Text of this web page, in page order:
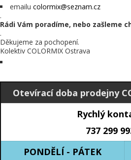
emailu colormix@seznam.cz
.
Rádi Vám poradíme, nebo zašleme
.
Děkujeme za pochopení.
Kolektiv COLORMIX Ostrava
Otevírací doba prodejny
Rychlý
737 299
PONDĚLÍ - PÁTEK